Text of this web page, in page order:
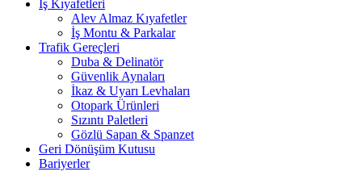
İş Kıyafetleri
Alev Almaz Kıyafetler
İş Montu & Parkalar
Trafik Gereçleri
Duba & Delinatör
Güvenlik Aynaları
İkaz & Uyarı Levhaları
Otopark Ürünleri
Sızıntı Paletleri
Gözlü Sapan & Spanzet
Geri Dönüşüm Kutusu
Bariyerler